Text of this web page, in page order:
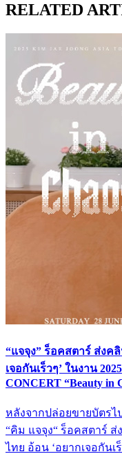
RELATED
“แจจุง” ร็อคสตาร์ ส่งค
เจอกันเร็วๆ’ ในงาน
CONCERT “Beauty in
หลังจากปล่อยขายบัตรไ
“คิม แจจุง“ ร็อคสตาร์ ส่
ไทย อ้อน ‘อยากเจอกันเ